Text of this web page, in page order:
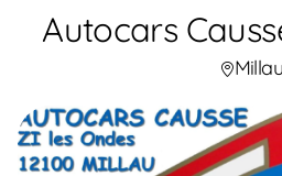
Autocars
Millau